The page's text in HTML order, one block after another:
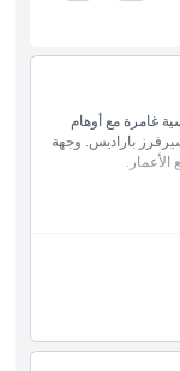
غامرة مع أوهام
باراديس. وجهة